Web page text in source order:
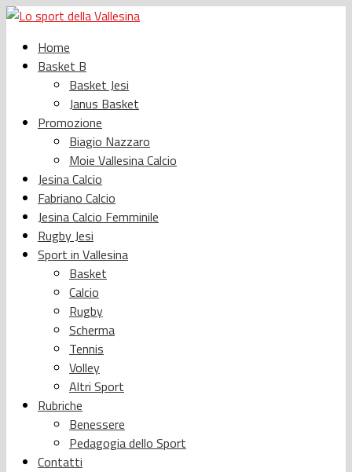
Home
Basket B
Basket Jesi
Janus Basket
Promozione
Biagio Nazzaro
Moie Vallesina Calcio
Jesina Calcio
Fabriano Calcio
Jesina Calcio Femminile
Rugby Jesi
Sport in Vallesina
Basket
Calcio
Rugby
Scherma
Tennis
Volley
Altri Sport
Rubriche
Benessere
Pedagogia dello Sport
Contatti